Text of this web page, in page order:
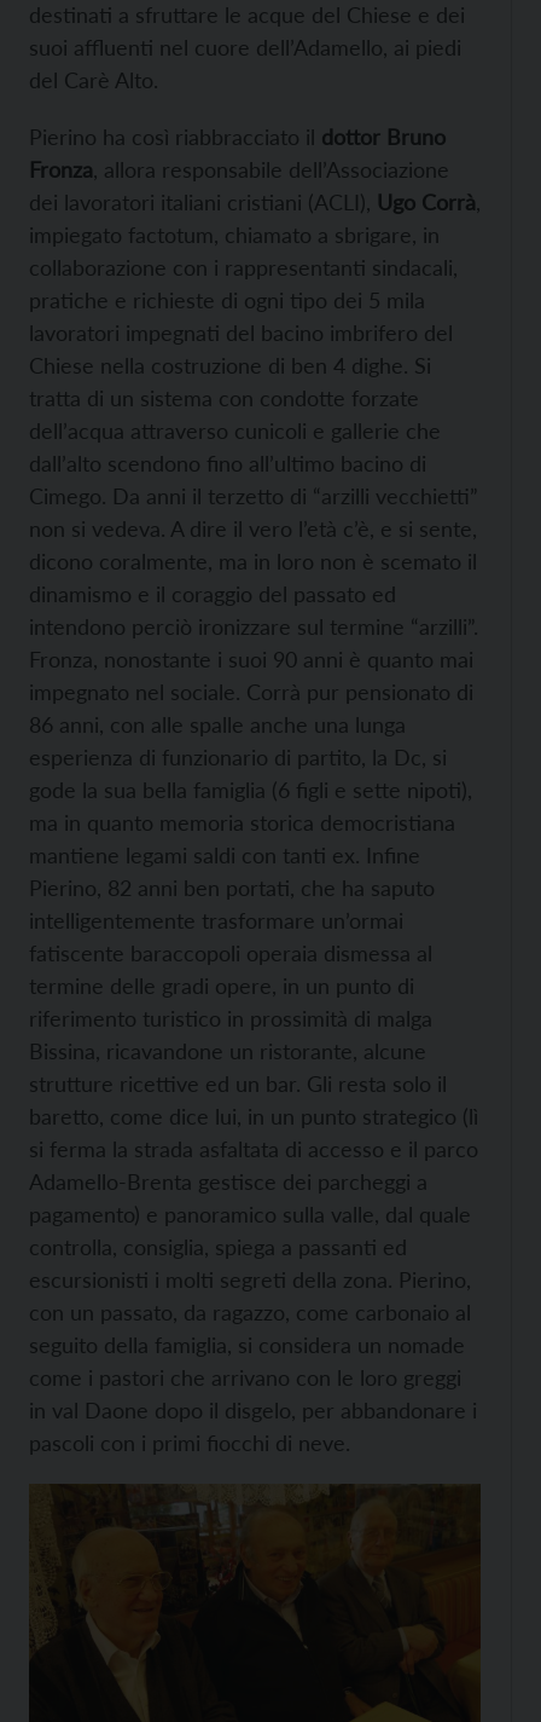
destinati a sfruttare le acque del Chiese e dei
suoi affluenti nel cuore dell’Adamello, ai piedi
del Carè Alto.
Pierino ha così riabbracciato il dottor Bruno
Fronza, allora responsabile dell’Associazione
dei lavoratori italiani cristiani (ACLI), Ugo Corrà,
impiegato factotum, chiamato a sbrigare, in
collaborazione con i rappresentanti sindacali,
pratiche e richieste di ogni tipo dei 5 mila
lavoratori impegnati del bacino imbrifero del
Chiese nella costruzione di ben 4 dighe. Si
tratta di un sistema con condotte forzate
dell’acqua attraverso cunicoli e gallerie che
dall’alto scendono fino all’ultimo bacino di
Cimego. Da anni il terzetto di “arzilli vecchietti”
non si vedeva. A dire il vero l’età c’è, e si sente,
dicono coralmente, ma in loro non è scemato il
dinamismo e il coraggio del passato ed
intendono perciò ironizzare sul termine “arzilli”.
Fronza, nonostante i suoi 90 anni è quanto mai
impegnato nel sociale. Corrà pur pensionato di
86 anni, con alle spalle anche una lunga
esperienza di funzionario di partito, la Dc, si
gode la sua bella famiglia (6 figli e sette nipoti),
ma in quanto memoria storica democristiana
mantiene legami saldi con tanti ex. Infine
Pierino, 82 anni ben portati, che ha saputo
intelligentemente trasformare un’ormai
fatiscente baraccopoli operaia dismessa al
termine delle gradi opere, in un punto di
riferimento turistico in prossimità di malga
Bissina, ricavandone un ristorante, alcune
strutture ricettive ed un bar. Gli resta solo il
baretto, come dice lui, in un punto strategico (lì
si ferma la strada asfaltata di accesso e il parco
Adamello-Brenta gestisce dei parcheggi a
pagamento) e panoramico sulla valle, dal quale
controlla, consiglia, spiega a passanti ed
escursionisti i molti segreti della zona. Pierino,
con un passato, da ragazzo, come carbonaio al
seguito della famiglia, si considera un nomade
come i pastori che arrivano con le loro greggi
in val Daone dopo il disgelo, per abbandonare i
pascoli con i primi fiocchi di neve.